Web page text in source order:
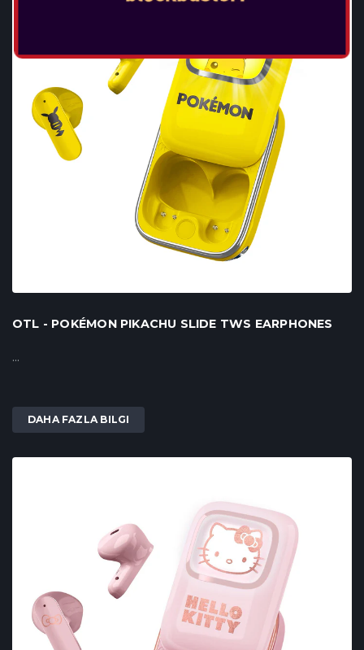
OTL - POKÉMON PIKACHU SLIDE TWS EARPHONES
...
DAHA FAZLA BILGI